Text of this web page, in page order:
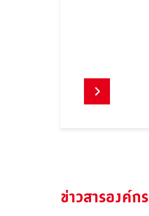
ข่าวสารองค์กร